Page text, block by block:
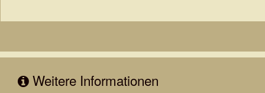
Weitere Informationen